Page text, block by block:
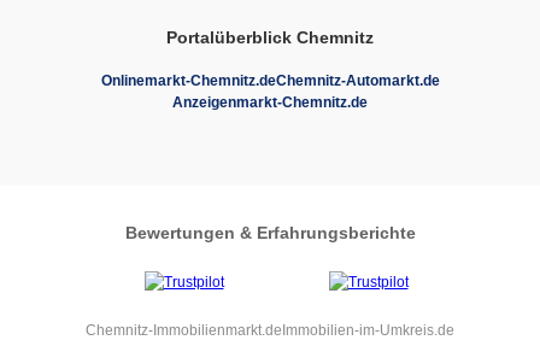
Portalüberblick Chemnitz
Onlinemarkt-Chemnitz.deChemnitz-Automarkt.de
Anzeigenmarkt-Chemnitz.de
Bewertungen & Erfahrungsberichte
Chemnitz-Immobilienmarkt.de Immobilien-im-Umkreis.de